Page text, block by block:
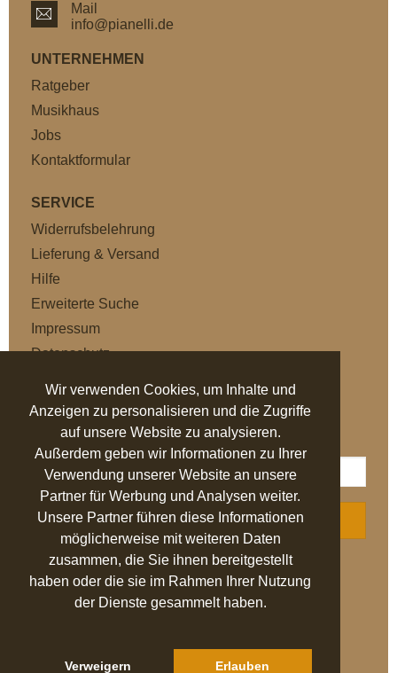
Wir verwenden Cookies, um Inhalte und
Anzeigen zu personalisieren und die Zugriffe
auf unsere Website zu analysieren.
Außerdem geben wir Informationen zu Ihrer
Verwendung unserer Website an unsere
Partner für Werbung und Analysen weiter.
Unsere Partner führen diese Informationen
möglicherweise mit weiteren Daten
zusammen, die Sie ihnen bereitgestellt
haben oder die sie im Rahmen Ihrer Nutzung
der Dienste gesammelt haben.
Verweigern Erlauben
Mail
info@pianelli.de
UNTERNEHMEN
Ratgeber
Musikhaus
Jobs
Kontaktformular
SERVICE
Widerrufsbelehrung
Lieferung & Versand
Hilfe
Erweiterte Suche
Impressum
Datenschutz
NEWSLETTER
ABONNIEREN
SEHR GUT
idealo.de, trustedshops.de
Hinweis zu den Bewertungen